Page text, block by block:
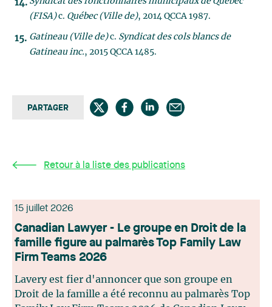
(FISA)c. Québec (Ville de), 2014 QCCA 1987.
Gatineau (Ville de)c. Syndicat des cols blancs de
Gatineau inc., 2015 QCCA 1485.
PARTAGER
Retour à la liste des publications
15 juillet 2026
Canadian Lawyer - Le groupe en Droit de la
famille figure au palmarès Top Family Law
Firm Teams 2026
Lavery est fier d'annoncer que son groupe en
Droit de la famille a été reconnu au palmarès Top